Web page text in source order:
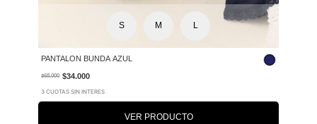
S M L
PANTALON BUNDA AZUL
$68.000 $34.000
3 CUOTAS SIN INTERES
VER PRODUCTO